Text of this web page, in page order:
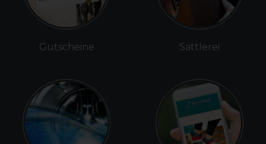
Gutscheine Sattlerei